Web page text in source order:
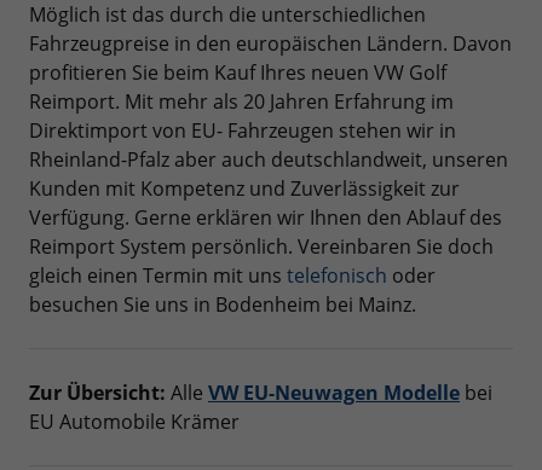
Möglich ist das durch die unterschiedlichen
Fahrzeugpreise in den europäischen Ländern. Davon
profitieren Sie beim Kauf Ihres neuen VW Golf
Reimport. Mit mehr als 20 Jahren Erfahrung im
Direktimport von EU- Fahrzeugen stehen wir in
Rheinland-Pfalz aber auch deutschlandweit, unseren
Kunden mit Kompetenz und Zuverlässigkeit zur
Verfügung. Gerne erklären wir Ihnen den Ablauf des
Reimport System persönlich. Vereinbaren Sie doch
gleich einen Termin mit uns telefonisch oder
besuchen Sie uns in Bodenheim bei Mainz.
Zur Übersicht: Alle VW EU-Neuwagen Modelle bei
EU Automobile Krämer